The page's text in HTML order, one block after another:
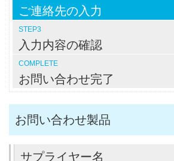
ご連絡先の入力
STEP3
入力内容の確認
COMPLETE
お問い合わせ完了
お問い合わせ製品